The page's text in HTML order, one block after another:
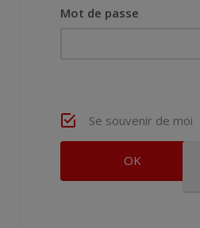
Mot de passe
Se souvenir de moi